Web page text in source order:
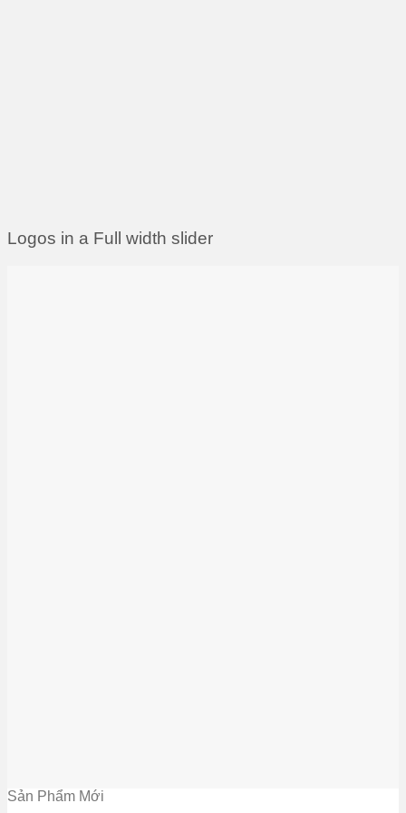
Logos in a Full width slider
Sản Phẩm Mới